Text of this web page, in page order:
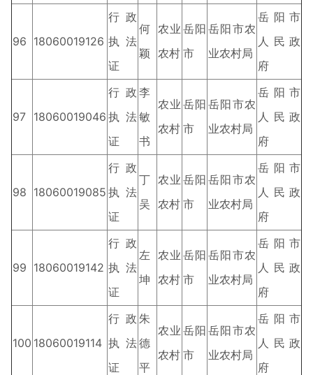
96 18060019126
行政
执法
证
何
颖
农业
农村
岳阳
市
岳阳市农
业农村局
岳阳市
人民政
府
97 18060019046
行政
执法
证
李
敏
书
农业
农村
岳阳
市
岳阳市农
业农村局
岳阳市
人民政
府
98 18060019085
行政
执法
证
丁
吴
农业
农村
岳阳
市
岳阳市农
业农村局
岳阳市
人民政
府
99 18060019142
行政
执法
证
左
坤
农业
农村
岳阳
市
岳阳市农
业农村局
岳阳市
人民政
府
100 18060019114
行政
执法
证
朱
德
平
农业
农村
岳阳
市
岳阳市农
业农村局
岳阳市
人民政
府